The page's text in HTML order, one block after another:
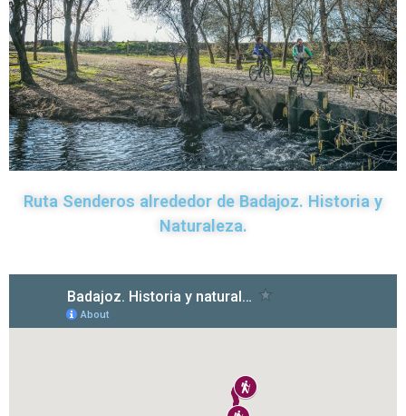
Ruta Senderos alrededor de Badajoz. Historia y
Naturaleza.